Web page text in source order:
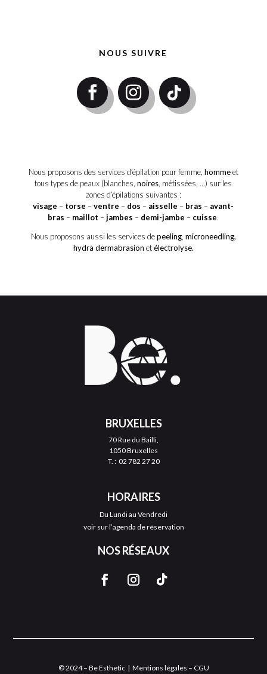
NOUS SUIVRE
Nous proposons des services d’épilation pour femme, hommeet
tous types de peaux (blanches,noires , métissées, …) sur les
zones d’épilations suivantes :
visage – torse –ventre – dos – aisselle – bras – avant-
bras – maillot –jambes – demi-jambe – cuisse.
Nous proposons aussi les services depeeling, microneedling,
hydra dermabrasion etélectrolyse.
BRUXELLES
70 Rue du Bailli,
1050 Bruxelles
T. : 02 782 27 20
HORAIRES
Du Lundi au Vendredi
voir sur l’agenda de réservation
NOS RÉSEAUX
© 2024 – Be Esthetic | Mentions légales – CGU